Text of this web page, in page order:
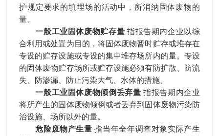
护规定要求的填埋场的活动中，所消纳固体废物的
量。
一般工业固体废物贮存量 指报告期内企业以综
合利用或处置为目的，将固体废物暂时贮存或堆存在
专设的贮存设施或专设的集中堆存场所内的量。专设
的固体废物贮存场所或贮存设施必须有防扩散、防流
失、防渗漏、防止污染大气、水体的措施。
一般工业固体废物倾倒丢弃量 指报告期内企业
将所产生的固体废物倾倒或者丢弃到固体废物污染防
治设施、场所以外的量。
危险废物产生量 指当年全年调查对象实际产生